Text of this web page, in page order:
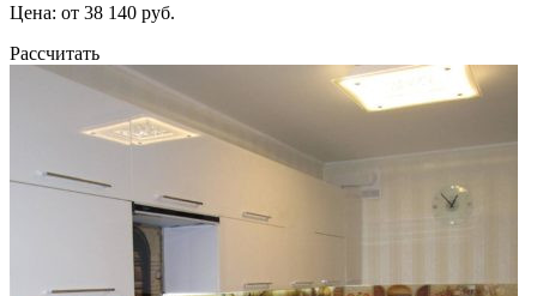
Цена: от 38 140 руб.
Рассчитать